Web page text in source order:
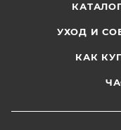
УХОД И
КАК